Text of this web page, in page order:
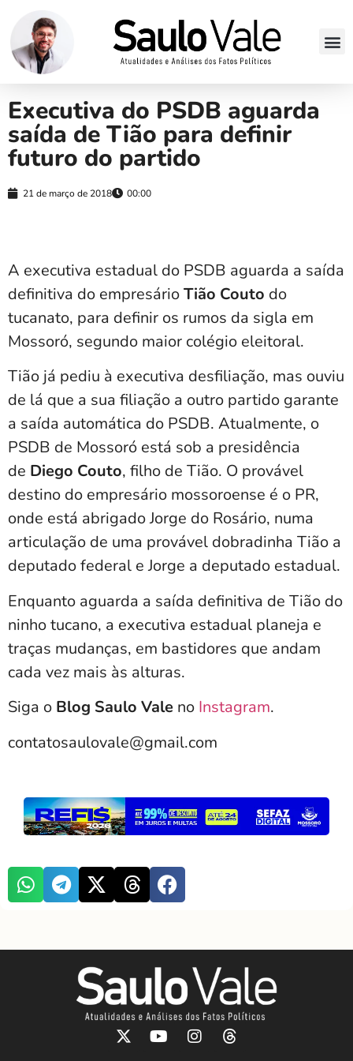
Executiva do PSDB aguarda
saída de Tião para definir
futuro do partido
21 de março de 2018 00:00
A executiva estadual do PSDB aguarda a saída
definitiva do empresárioTião Couto do
tucanato, para definir os rumos da sigla em
Mossoró, segundo maior colégio eleitoral.
Tião já pediu à executiva desfiliação, mas ouviu
de lá que a sua filiação a outro partido garante
a saída automática do PSDB. Atualmente, o
PSDB de Mossoró está sob a presidência
de Diego Couto, filho de Tião. O provável
destino do empresário mossoroense é o PR,
onde está abrigado Jorge do Rosário, numa
articulação de uma provável dobradinha Tião a
deputado federal e Jorge a deputado estadual.
Enquanto aguarda a saída definitiva de Tião do
ninho tucano, a executiva estadual planeja e
traças mudanças, em bastidores que andam
cada vez mais às alturas.
Siga o Blog Saulo Vale no Instagram.
contatosaulovale@gmail.com